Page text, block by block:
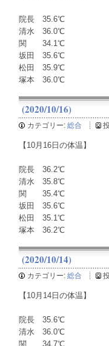
院長 35.6℃
清水 36.0℃
関 34.1℃
坂田 35.6℃
松田 35.9℃
塚本 36.0℃
(2020/10/16)
カテゴリー: 総合
【10月16日の体温】
院長 36.2℃
清水 35.8℃
関 35.4℃
坂田 35.6℃
松田 35.1℃
塚本 36.2℃
(2020/10/14)
カテゴリー: 総合
【10月14日の体温】
院長 35.6℃
清水 36.0℃
関 34.7℃